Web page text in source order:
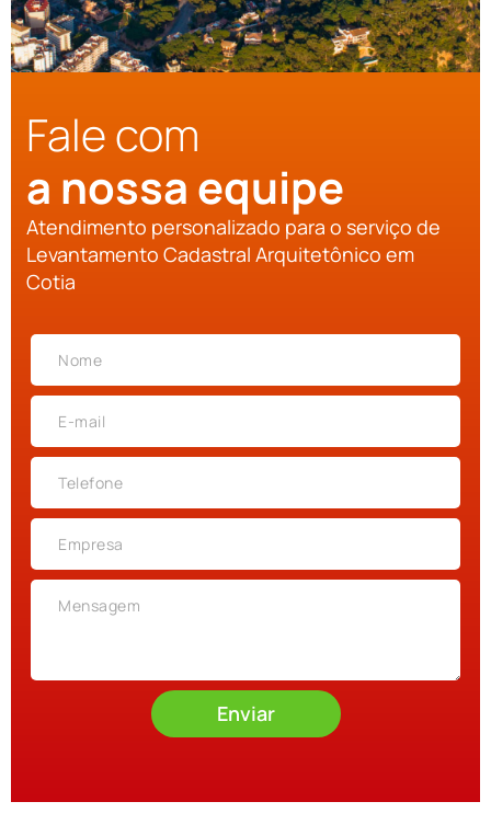
Fale com
a nossa equipe
Atendimento personalizado para o serviço de
Levantamento Cadastral Arquitetônico em
Cotia
Enviar